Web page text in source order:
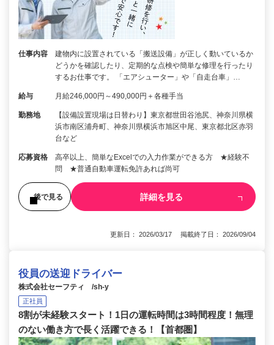
仕事内容
建物内に設置されている「搬送設備」が正しく動いているか
どうかを確認したり、定期的な点検や簡単な修理を行ったり
するお仕事です。 「エアシューター」や「自走台車」…
給与 月給246,000円～490,000円＋各種手当
勤務地
【設備設置現場は日替わり】東京都世田谷池尻、神奈川県横
浜市南区浦舟町、神奈川県横浜市旭区中尾、東京都北区赤羽
台など
応募資格
高卒以上、簡単なExcelでの入力作業ができる方 ★経験不
問 ★普通自動車運転免許あれば尚可
後で見る 詳細を見る
更新日： 2026/03/17 掲載終了日： 2026/09/04
役員の送迎ドライバー
株式会社セーフティ /sh-y
正社員
8割が未経験スタート！1日の運転時間は3時間程度！無理
のない働き方で長く活躍できる！【首都圏】